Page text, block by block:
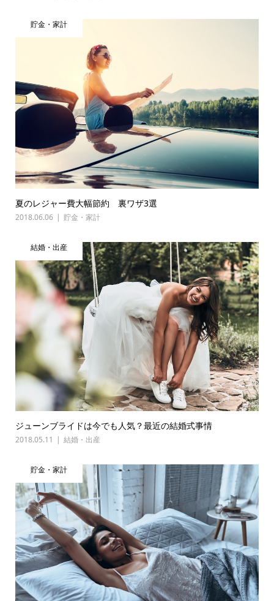
貯金・家計
夏のレジャー費大幅節約 裏ワザ3選
2018.06.06 貯金・家計
結婚・出産
ジューンブライドは今でも人気？最近の結婚式事情
2018.05.11 結婚・出産
貯金・家計